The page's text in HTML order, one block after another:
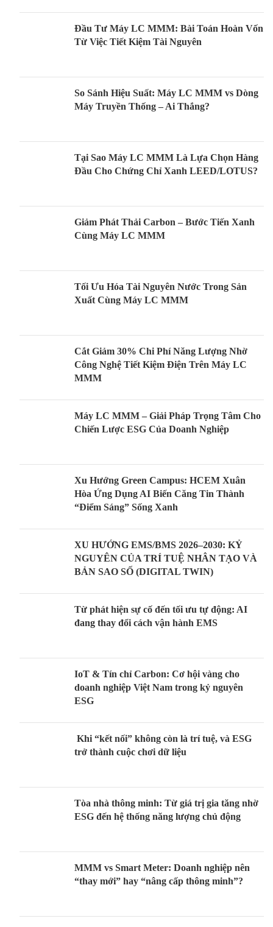
Đầu Tư Máy LC MMM: Bài Toán Hoàn Vốn
Từ Việc Tiết Kiệm Tài Nguyên
So Sánh Hiệu Suất: Máy LC MMM vs Dòng
Máy Truyền Thống – Ai Thắng?
Tại Sao Máy LC MMM Là Lựa Chọn Hàng
Đầu Cho Chứng Chỉ Xanh LEED/LOTUS?
Giảm Phát Thải Carbon – Bước Tiến Xanh
Cùng Máy LC MMM
Tối Ưu Hóa Tài Nguyên Nước Trong Sản
Xuất Cùng Máy LC MMM
Cắt Giảm 30% Chi Phí Năng Lượng Nhờ
Công Nghệ Tiết Kiệm Điện Trên Máy LC
MMM
Máy LC MMM – Giải Pháp Trọng Tâm Cho
Chiến Lược ESG Của Doanh Nghiệp
Xu Hướng Green Campus: HCEM Xuân
Hòa Ứng Dụng AI Biến Căng Tin Thành
“Điểm Sáng” Sống Xanh
XU HƯỚNG EMS/BMS 2026–2030: KỶ
NGUYÊN CỦA TRÍ TUỆ NHÂN TẠO VÀ
BẢN SAO SỐ (DIGITAL TWIN)
Từ phát hiện sự cố đến tối ưu tự động: AI
đang thay đổi cách vận hành EMS
IoT & Tín chỉ Carbon: Cơ hội vàng cho
doanh nghiệp Việt Nam trong kỷ nguyên
ESG
Khi “kết nối” không còn là trí tuệ, và ESG
trở thành cuộc chơi dữ liệu
Tòa nhà thông minh: Từ giá trị gia tăng nhờ
ESG đến hệ thống năng lượng chủ động
MMM vs Smart Meter: Doanh nghiệp nên
“thay mới” hay “nâng cấp thông minh”?